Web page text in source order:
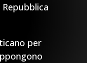
per